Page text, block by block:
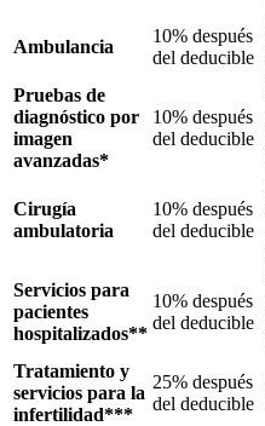
Ambulancia
10% después
del deducible
Pruebas de
diagnóstico por
imagen
avanzadas*
10% después
del deducible
Cirugía
ambulatoria
10% después
del deducible
Servicios para
pacientes
hospitalizados**
10% después
del deducible
Tratamiento y
servicios para la
infertilidad***
25% después
del deducible